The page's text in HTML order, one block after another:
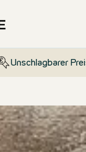
Unschlagbarer